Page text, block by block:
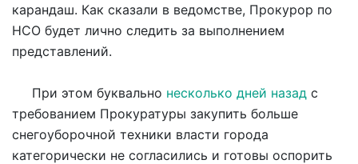
карандаш. Как сказали в ведомстве, Прокурор по
НСО будет лично следить за выполнением
представлений.
При этом буквально несколько дней назад с
требованием Прокуратуры закупить больше
снегоуборочной техники власти города
категорически не согласились и готовы оспорить